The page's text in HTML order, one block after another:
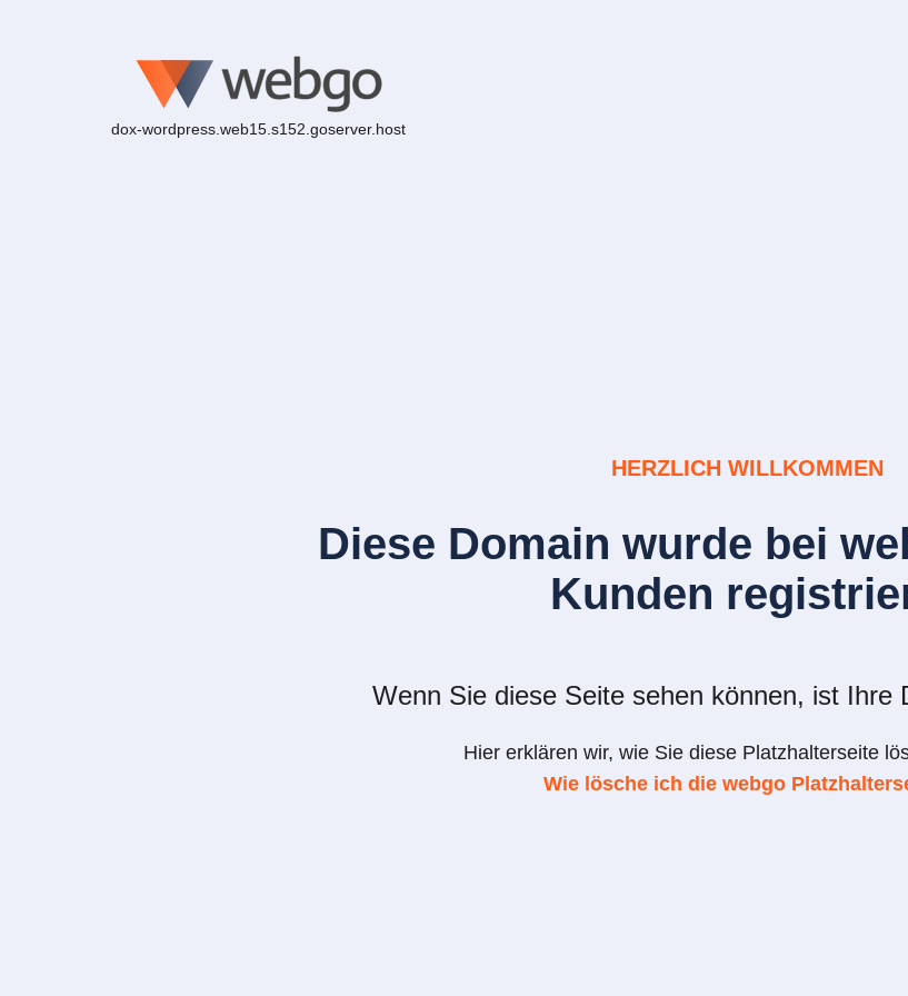
dox-wordpress.web15.s152.goserver.host
HERZLICH WILLKOMMEN
Diese Domain wurde bei
Kunden
Wenn Sie diese Seite sehen können, ist Ihre
Hier erklären wir, wie Sie diese Platzhalterseite
Wie lösche ich die webgo